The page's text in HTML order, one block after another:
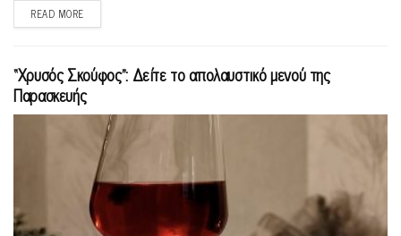
READ MORE
“Xρυσός Σκούφος”: Δείτε το απολαυστικό μενού της
Παρασκευής